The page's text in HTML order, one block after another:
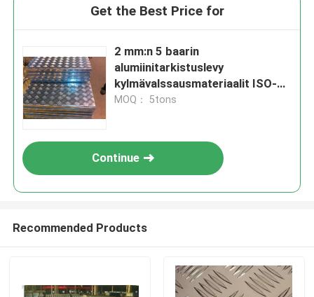
Get the Best Price for
2 mm:n 5 baarin
alumiinitarkistuslevy
kylmävalssausmateriaalit ISO-
sertifiointi
MOQ： 5tons
Continue
Recommended Products